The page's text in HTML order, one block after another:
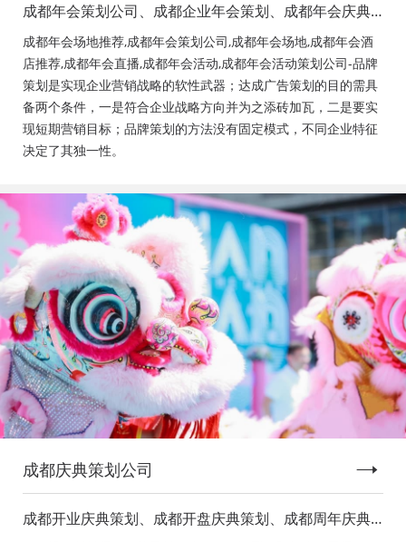
成都年会策划公司、成都企业年会策划、成都年会庆典
策划、成都年会节目表演、成都年会节目演出、成都年
会活动策划公司、成都年会布置公司，成都年会现场搭
建公司，成都年会节目表演，年会节目创意节目，年会
策划方案详细流程，年会策划，年会致辞发言稿，年会
礼品，年会祝福语
成都年会场地推荐,成都年会策划公司,成都年会场地,成都年会酒
店推荐,成都年会直播,成都年会活动,成都年会活动策划公司-品牌
策划是实现企业营销战略的软性武器；达成广告策划的目的需具
备两个条件，一是符合企业战略方向并为之添砖加瓦，二是要实
现短期营销目标；品牌策划的方法没有固定模式，不同企业特征
决定了其独一性。
成都庆典策划公司
成都开业庆典策划、成都开盘庆典策划、成都周年庆典